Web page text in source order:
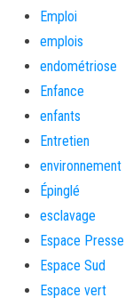
Emploi
emplois
endométriose
Enfance
enfants
Entretien
environnement
Épinglé
esclavage
Espace Presse
Espace Sud
Espace vert